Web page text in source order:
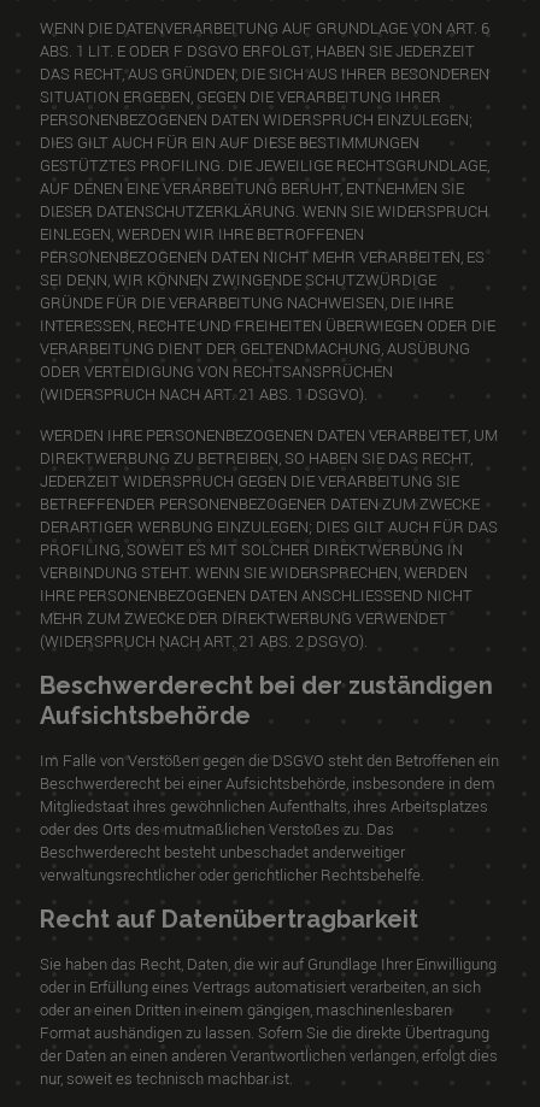
WENN DIE DATENVERARBEITUNG AUF GRUNDLAGE VON ART. 6
ABS. 1 LIT. E ODER F DSGVO ERFOLGT, HABEN SIE JEDERZEIT
DAS RECHT, AUS GRÜNDEN, DIE SICH AUS IHRER BESONDEREN
SITUATION ERGEBEN, GEGEN DIE VERARBEITUNG IHRER
PERSONENBEZOGENEN DATEN WIDERSPRUCH EINZULEGEN;
DIES GILT AUCH FÜR EIN AUF DIESE BESTIMMUNGEN
GESTÜTZTES PROFILING. DIE JEWEILIGE RECHTSGRUNDLAGE,
AUF DENEN EINE VERARBEITUNG BERUHT, ENTNEHMEN SIE
DIESER DATENSCHUTZERKLÄRUNG. WENN SIE WIDERSPRUCH
EINLEGEN, WERDEN WIR IHRE BETROFFENEN
PERSONENBEZOGENEN DATEN NICHT MEHR VERARBEITEN, ES
SEI DENN, WIR KÖNNEN ZWINGENDE SCHUTZWÜRDIGE
GRÜNDE FÜR DIE VERARBEITUNG NACHWEISEN, DIE IHRE
INTERESSEN, RECHTE UND FREIHEITEN ÜBERWIEGEN ODER DIE
VERARBEITUNG DIENT DER GELTENDMACHUNG, AUSÜBUNG
ODER VERTEIDIGUNG VON RECHTSANSPRÜCHEN
(WIDERSPRUCH NACH ART. 21 ABS. 1 DSGVO).
WERDEN IHRE PERSONENBEZOGENEN DATEN VERARBEITET, UM
DIREKTWERBUNG ZU BETREIBEN, SO HABEN SIE DAS RECHT,
JEDERZEIT WIDERSPRUCH GEGEN DIE VERARBEITUNG SIE
BETREFFENDER PERSONENBEZOGENER DATEN ZUM ZWECKE
DERARTIGER WERBUNG EINZULEGEN; DIES GILT AUCH FÜR DAS
PROFILING, SOWEIT ES MIT SOLCHER DIREKTWERBUNG IN
VERBINDUNG STEHT. WENN SIE WIDERSPRECHEN, WERDEN
IHRE PERSONENBEZOGENEN DATEN ANSCHLIESSEND NICHT
MEHR ZUM ZWECKE DER DIREKTWERBUNG VERWENDET
(WIDERSPRUCH NACH ART. 21 ABS. 2 DSGVO).
Beschwerderecht bei der zuständigen
Aufsichtsbehörde
Im Falle von Verstößen gegen die DSGVO steht den Betroffenen ein
Beschwerderecht bei einer Aufsichtsbehörde, insbesondere in dem
Mitgliedstaat ihres gewöhnlichen Aufenthalts, ihres Arbeitsplatzes
oder des Orts des mutmaßlichen Verstoßes zu. Das
Beschwerderecht besteht unbeschadet anderweitiger
verwaltungsrechtlicher oder gerichtlicher Rechtsbehelfe.
Recht auf Datenübertragbarkeit
Sie haben das Recht, Daten, die wir auf Grundlage Ihrer Einwilligung
oder in Erfüllung eines Vertrags automatisiert verarbeiten, an sich
oder an einen Dritten in einem gängigen, maschinenlesbaren
Format aushändigen zu lassen. Sofern Sie die direkte Übertragung
der Daten an einen anderen Verantwortlichen verlangen, erfolgt dies
nur, soweit es technisch machbar ist.